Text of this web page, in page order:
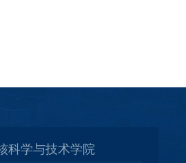
科学与技术学院